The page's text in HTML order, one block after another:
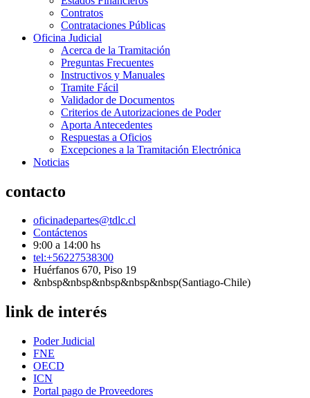
Contratos
Contrataciones Públicas
Oficina Judicial
Acerca de la Tramitación
Preguntas Frecuentes
Instructivos y Manuales
Tramite Fácil
Validador de Documentos
Criterios de Autorizaciones de Poder
Aporta Antecedentes
Respuestas a Oficios
Excepciones a la Tramitación Electrónica
Noticias
contacto
oficinadepartes@tdlc.cl
Contáctenos
9:00 a 14:00 hs
tel:+56227538300
Huérfanos 670, Piso 19
&nbsp&nbsp&nbsp&nbsp&nbsp(Santiago-Chile)
link de interés
Poder Judicial
FNE
OECD
ICN
Portal pago de Proveedores